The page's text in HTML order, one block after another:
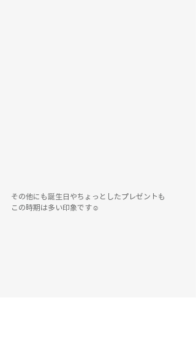
その他にも誕生日やちょっとしたプレゼントも
この時期は多い印象です☺️